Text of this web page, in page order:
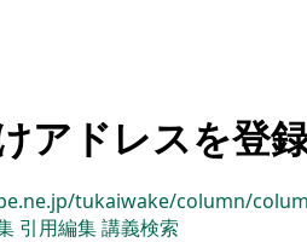
アドレスを登
tukaiwake/column/
引用編集講義検索